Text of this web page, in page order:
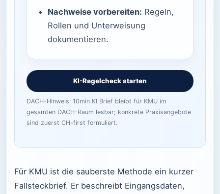
Nachweise vorbereiten: Regeln,
Rollen und Unterweisung
dokumentieren.
KI-Regelcheck starten
DACH-Hinweis: 10min KI Brief bleibt für KMU im
gesamten DACH-Raum lesbar; konkrete Praxisangebote
sind zuerst CH-first formuliert.
Für KMU ist die sauberste Methode ein kurzer
Fallsteckbrief. Er beschreibt Eingangsdaten,